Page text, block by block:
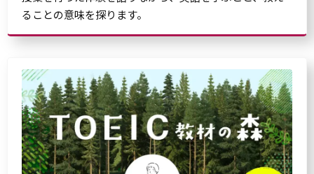
ることの意味を探ります。